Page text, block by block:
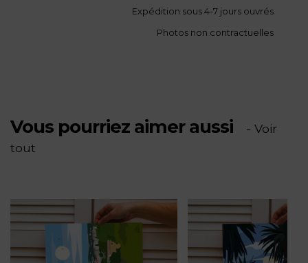
la
Verne
Expédition sous 4-7 jours ouvrés
Photos non contractuelles
Vous pourriez aimer aussi
- Voir
tout